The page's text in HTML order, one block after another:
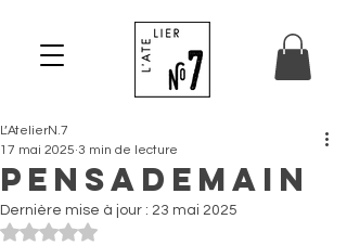
Pensademain
L’AtelierN.7
17 mai 2025 3 min de lecture
Dernière mise à jour : 23 mai 2025
Noté NaN étoiles sur 5.